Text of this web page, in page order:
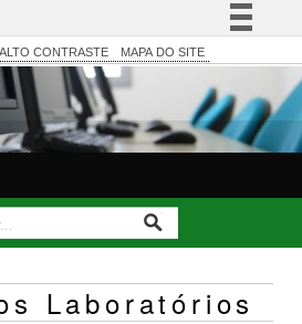
Simplifique!
Comunica BR
Participe
Acesso à informação
Canais
ALTO CONTRASTE MAPA DO SITE
Laboratórios